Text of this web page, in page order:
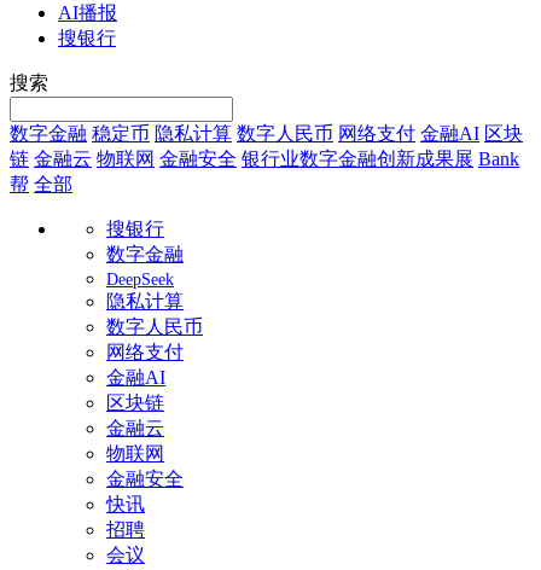
AI播报
搜银行
搜索
数字金融 稳定币 隐私计算 数字人民币 网络支付 金融AI 区块
链 金融云 物联网 金融安全 银行业数字金融创新成果展 Bank
帮 全部
搜银行
数字金融
DeepSeek
隐私计算
数字人民币
网络支付
金融AI
区块链
金融云
物联网
金融安全
快讯
招聘
会议